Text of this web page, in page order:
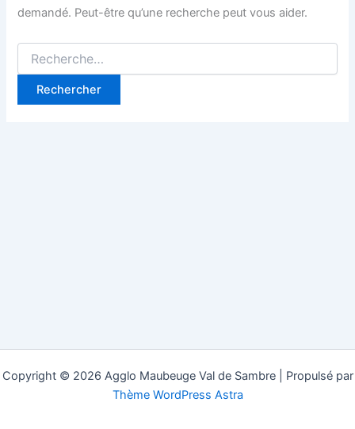
demandé. Peut-être qu’une recherche peut vous aider.
Rechercher :
Copyright © 2026 Agglo Maubeuge Val de Sambre | Propulsé par
Thème WordPress Astra